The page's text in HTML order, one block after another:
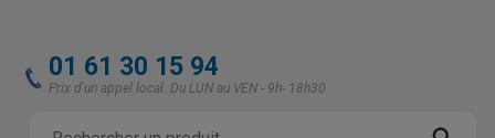
01 61 30 15 94
Prix d'un appel local. Du LUN au VEN - 9h- 18h30